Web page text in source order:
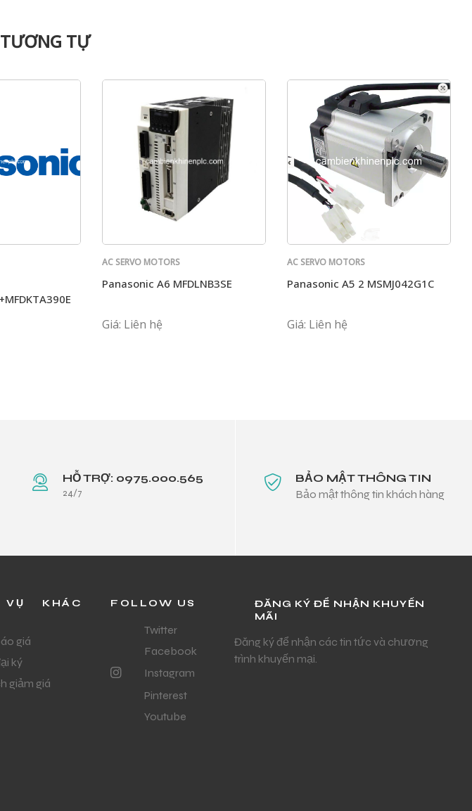
TỰ
AC SERVO MOTORS
Panasonic A6 MFDLNB3SE
Giá: Liên hệ
AC SERVO MOTORS
Panasonic A5 2 MSMJ042G1C
Giá: Liên hệ
HỖ TRỢ: 0975.000.565
24/7
BẢO MẬT THÔNG TIN
Bảo mật thông tin khách hàng
KHÁC
giá
ký
giảm giá
FOLLOW US
Twitter
Facebook
Instagram
Pinterest
Youtube
ĐĂNG KÝ ĐỂ NHẬN KHUYẾN
MÃI
Đăng ký để nhận các tin tức và chương
trình khuyến mại.